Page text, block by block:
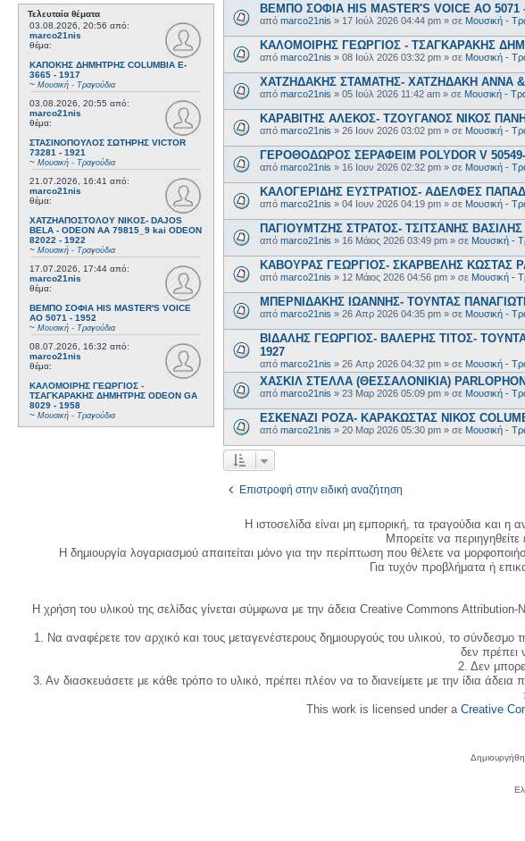
Τελευταία θέματα
03.08.2026, 20:56 από:
marco21nis
θέμα:
ΚΑΠΟΚΗΣ ΔΗΜΗΤΡΗΣ COLUMBIA E-
3665 - 1917
~ Μουσική - Τραγούδια
03.08.2026, 20:55 από:
marco21nis
θέμα:
ΣΤΑΣΙΝΟΠΟΥΛΟΣ ΣΩΤΗΡΗΣ VICTOR
73281 - 1921
~ Μουσική - Τραγούδια
21.07.2026, 16:41 από:
marco21nis
θέμα:
ΧΑΤΖΗΑΠΟΣΤΟΛΟΥ ΝΙΚΟΣ- DAJOS
BELA - ODEON AA 79815_9 kai ODEON
82022 - 1922
~ Μουσική - Τραγούδια
17.07.2026, 17:44 από:
marco21nis
θέμα:
ΒΕΜΠΟ ΣΟΦΙΑ HIS MASTER'S VOICE
AO 5071 - 1952
~ Μουσική - Τραγούδια
08.07.2026, 16:32 από:
marco21nis
θέμα:
ΚΑΛΟΜΟΙΡΗΣ ΓΕΩΡΓΙΟΣ -
ΤΣΑΓΚΑΡΑΚΗΣ ΔΗΜΗΤΡΗΣ ODEON GA
8029 - 1958
~ Μουσική - Τραγούδια
ΒΕΜΠΟ ΣΟΦΙΑ HIS MASTER'S VOICE AO 5071
από marco21nis » 17 Ιούλ 2026 04:44 pm » σε Μουσική -
ΚΑΛΟΜΟΙΡΗΣ ΓΕΩΡΓΙΟΣ - ΤΣΑΓΚΑΡΑΚΗΣ
από marco21nis » 08 Ιούλ 2026 03:32 pm » σε Μουσική -
ΧΑΤΖΗΔΑΚΗΣ ΣΤΑΜΑΤΗΣ- ΧΑΤΖΗΔΑΚΗ ΑΝΝΑ &
από marco21nis » 05 Ιούλ 2026 11:42 am » σε Μουσική -
ΚΑΡΑΒΙΤΗΣ ΑΛΕΚΟΣ- ΤΖΟΥΓΑΝΟΣ ΝΙΚΟΣ
από marco21nis » 26 Ιουν 2026 03:02 pm » σε Μουσική -
ΓΕΡΟΘΟΔΩΡΟΣ ΣΕΡΑΦΕΙΜ POLYDOR V 50549-
από marco21nis » 16 Ιουν 2026 02:32 pm » σε Μουσική -
ΚΑΛΟΓΕΡΙΔΗΣ ΕΥΣΤΡΑΤΙΟΣ- ΑΔΕΛΦΕΣ
από marco21nis » 04 Ιουν 2026 04:19 pm » σε Μουσική -
ΠΑΓΙΟΥΜΤΖΗΣ ΣΤΡΑΤΟΣ- ΤΣΙΤΣΑΝΗΣ ΒΑΣΙΛΗΣ
από marco21nis » 16 Μάιος 2026 03:49 pm » σε Μουσική -
ΚΑΒΟΥΡΑΣ ΓΕΩΡΓΙΟΣ- ΣΚΑΡΒΕΛΗΣ ΚΩΣΤΑΣ
από marco21nis » 12 Μάιος 2026 04:56 pm » σε Μουσική -
ΜΠΕΡΝΙΔΑΚΗΣ ΙΩΑΝΝΗΣ- ΤΟΥΝΤΑΣ
από marco21nis » 26 Απρ 2026 04:35 pm » σε Μουσική -
ΒΙΔΑΛΗΣ ΓΕΩΡΓΙΟΣ- ΒΑΛΕΡΗΣ ΤΙΤΟΣ-
1927
από marco21nis » 26 Απρ 2026 04:32 pm » σε Μουσική -
ΧΑΣΚΙΛ ΣΤΕΛΛΑ (ΘΕΣΣΑΛΟΝΙΚΙΑ) PARLOPHON
από marco21nis » 23 Μαρ 2026 05:09 pm » σε Μουσική -
ΕΣΚΕΝΑΖΙ ΡΟΖΑ- ΚΑΡΑΚΩΣΤΑΣ ΝΙΚΟΣ
από marco21nis » 20 Μαρ 2026 05:30 pm » σε Μουσική -
Επιστροφή στην ειδική αναζήτηση
Η ιστοσελίδα είναι μη εμπορική, τα τραγούδια και η
Μπορείτε να
Η δημιουργία λογαριασμού απαιτείται μόνο για την περίπτωση που θέλετε να
Για τυχόν προβλήματα ή
Η χρήση του υλικού της σελίδας γίνεται σύμφωνα με την άδεια Creative Commons
1. Να αναφέρετε τον αρχικό και τους μεταγενέστερους δημιουργούς του υλικού, το
δεν πρέπει
2. Δεν
3. Αν διασκευάσετε με κάθε τρόπο το υλικό, πρέπει πλέον να το διανείμετε με την ίδια
This work is licensed under a Creative